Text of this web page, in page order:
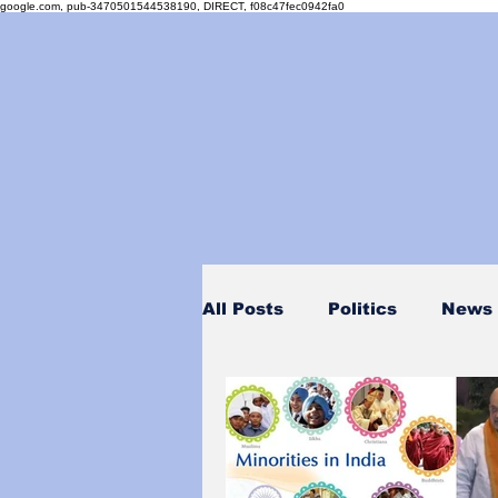
google.com, pub-3470501544538190, DIRECT, f08c47fec0942fa0
All Posts Politics News
Personality